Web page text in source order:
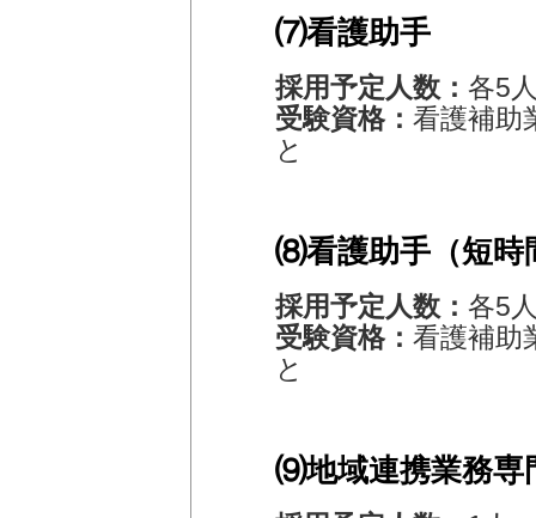
⑺看護助手
採用予定人数： 各5
受験資格： 看護補助
と
⑻看護助手（短時
採用予定人数： 各5
受験資格： 看護補助
と
⑼地域連携業務専